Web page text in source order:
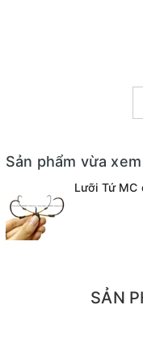
Sản phẩm vừa xem
Lưỡi Tứ MC
SẢN